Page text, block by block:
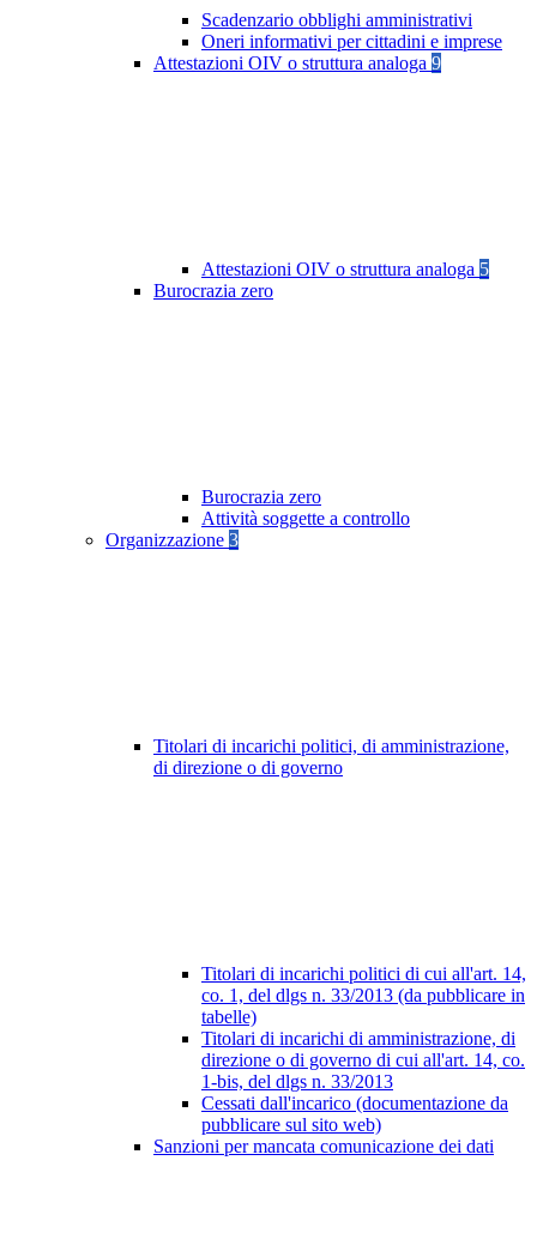
Scadenzario obblighi amministrativi
Oneri informativi per cittadini e imprese
Attestazioni OIV o struttura analoga 9
Attestazioni OIV o struttura analoga 5
Burocrazia zero
Burocrazia zero
Attività soggette a controllo
Organizzazione 3
Titolari di incarichi politici, di amministrazione,
di direzione o di governo
Titolari di incarichi politici di cui all'art. 14,
co. 1, del dlgs n. 33/2013 (da pubblicare in
tabelle)
Titolari di incarichi di amministrazione, di
direzione o di governo di cui all'art. 14, co.
1-bis, del dlgs n. 33/2013
Cessati dall'incarico (documentazione da
pubblicare sul sito web)
Sanzioni per mancata comunicazione dei dati